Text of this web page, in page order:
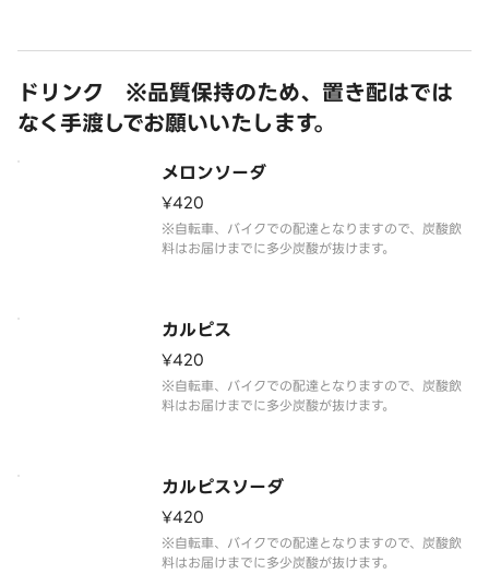
ドリンク ※品質保持のため、置き配はでは
なく手渡しでお願いいたします。
メロンソーダ
¥420
※自転車、バイクでの配達となりますので、炭酸飲
料はお届けまでに多少炭酸が抜けます。
カルピス
¥420
※自転車、バイクでの配達となりますので、炭酸飲
料はお届けまでに多少炭酸が抜けます。
カルピスソーダ
¥420
※自転車、バイクでの配達となりますので、炭酸飲
料はお届けまでに多少炭酸が抜けます。